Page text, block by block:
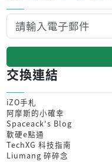
交換連結
iZO手札
阿摩斯的小確幸
Spaceack's Blog
軟硬e點通
TechXG 科技指南
Liumang 碎碎念